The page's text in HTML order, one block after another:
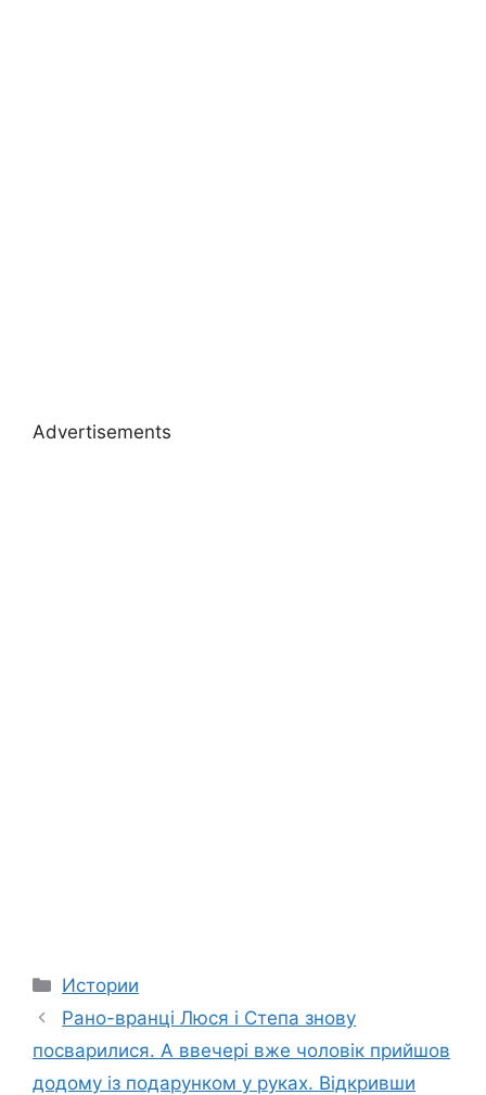
Advertisements
Categories
Истории
Рано-вранці Люся і Степа знову
посварилися. А ввечері вже чоловік прийшов
додому із подарунком у руках. Відкривши